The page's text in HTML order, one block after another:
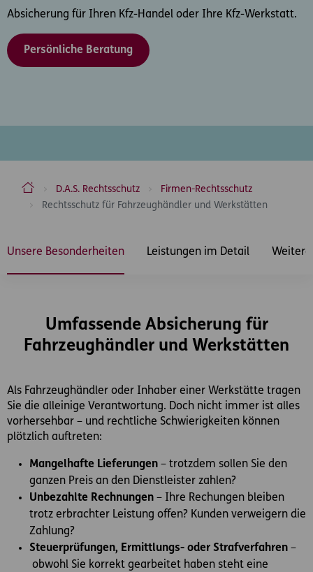
Absicherung für Ihren Kfz-Handel oder Ihre Kfz-Werkstatt.
Persönliche Beratung
ERGO Versicherung Aktiengesellschaft
D.A.S. Rechtsschutz
Firmen-Rechtsschutz
Rechtsschutz für Fahrzeughändler und Werkstätten
Unsere Besonderheiten
Leistungen im Detail
Umfassende Absicherung für
Fahrzeughändler und Werkstätten
Als Fahrzeughändler oder Inhaber einer Werkstätte tragen
Sie die alleinige Verantwortung. Doch nicht immer ist alles
vorhersehbar – und rechtliche Schwierigkeiten können
plötzlich auftreten:
Mangelhafte Lieferungen – trotzdem sollen Sie den
ganzen Preis an den Dienstleister zahlen?
Unbezahlte Rechnungen – Ihre Rechungen bleiben
trotz erbrachter Leistung offen? Kunden verweigern die
Zahlung?
Steuerprüfungen, Ermittlungs- oder Strafverfahren –
obwohl Sie korrekt gearbeitet haben steht eine